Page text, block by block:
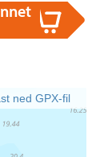
ned GPX-fil